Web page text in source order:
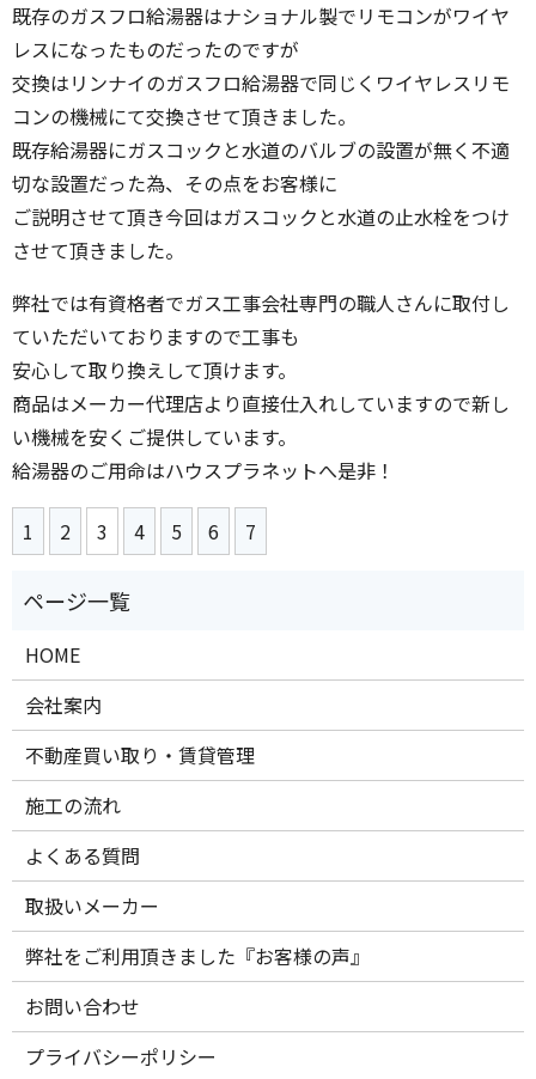
既存のガスフロ給湯器はナショナル製でリモコンがワイヤ
レスになったものだったのですが
交換はリンナイのガスフロ給湯器で同じくワイヤレスリモ
コンの機械にて交換させて頂きました。
既存給湯器にガスコックと水道のバルブの設置が無く不適
切な設置だった為、その点をお客様に
ご説明させて頂き今回はガスコックと水道の止水栓をつけ
させて頂きました。
弊社では有資格者でガス工事会社専門の職人さんに取付し
ていただいておりますので工事も
安心して取り換えして頂けます。
商品はメーカー代理店より直接仕入れしていますので新し
い機械を安くご提供しています。
給湯器のご用命はハウスプラネットへ是非！
1 2 3 4 5 6 7
HOME
会社案内
不動産買い取り・賃貸管理
施工の流れ
よくある質問
取扱いメーカー
弊社をご利用頂きました『お客様の声』
お問い合わせ
プライバシーポリシー